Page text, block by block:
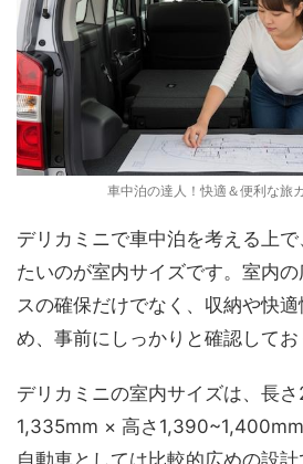
車中泊の達人！快適＆便利な旅
デリカミニで車中泊を考える上
たいのが室内サイズです。室内
スの確保だけでなく、収納や快
め、事前にしっかりと確認してお
デリカミニの室内サイズは、長
1,335mm × 高さ